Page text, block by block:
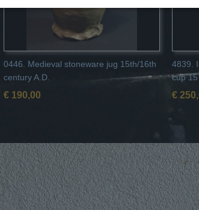
0446. Medieval stoneware jug 15th/16th
century A.D.
€ 190,00
4839.
cup
€